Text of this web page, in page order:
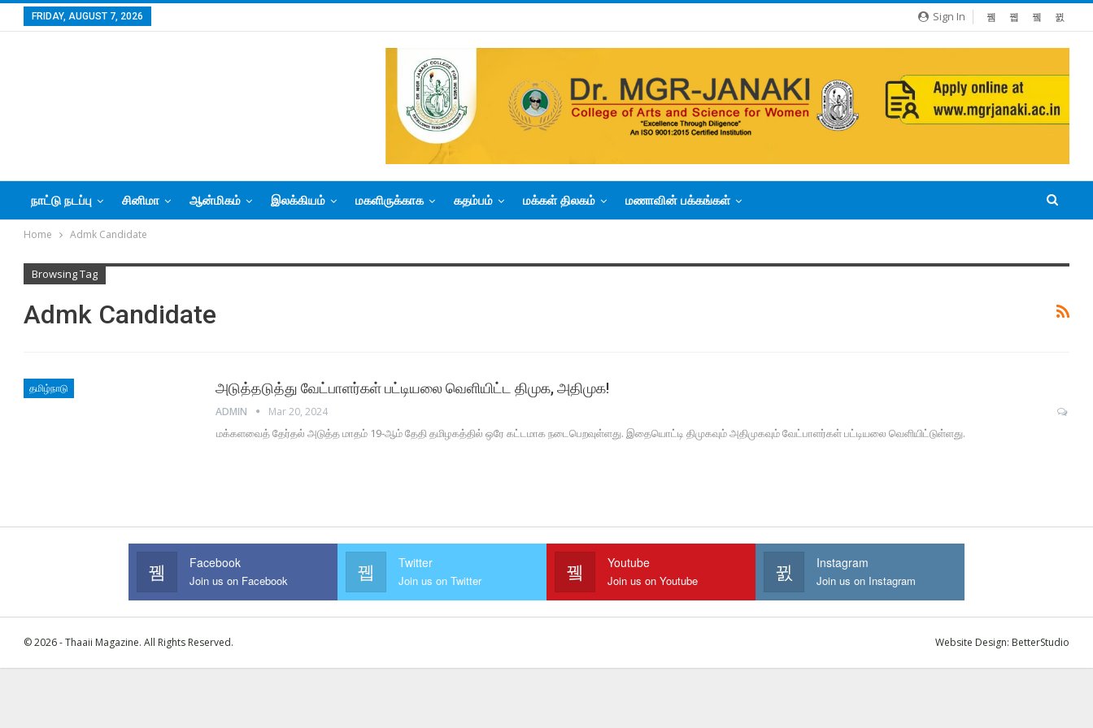
Sign In
FRIDAY, AUGUST 7, 2026
நாட்டு நடப்பு சினிமா ஆன்மிகம் இலக்கியம் மகளிருக்காக கதம்பம் மக்கள் திலகம் மணாவின் பக்கங்கள்
Home Admk Candidate
Browsing Tag
Admk Candidate
தமிழ்நாடு அடுத்தடுத்து வேட்பாளர்கள் பட்டியலை வெளியிட்ட திமுக, அதிமுக!
ADMIN Mar 20, 2024
மக்களவைத் தேர்தல் அடுத்த மாதம் 19-ஆம் தேதி தமிழகத்தில் ஒரே கட்டமாக நடைபெறவுள்ளது. இதையொட்டி திமுகவும் அதிமுகவும் வேட்பாளர்கள் பட்டியலை வெளியிட்டுள்ளது.
Facebook
Join us on Facebook
Twitter
Join us on Twitter
Youtube
Join us on Youtube
Instagram
Join us on Instagram
© 2026 - Thaaii Magazine. All Rights Reserved. Website Design: BetterStudio